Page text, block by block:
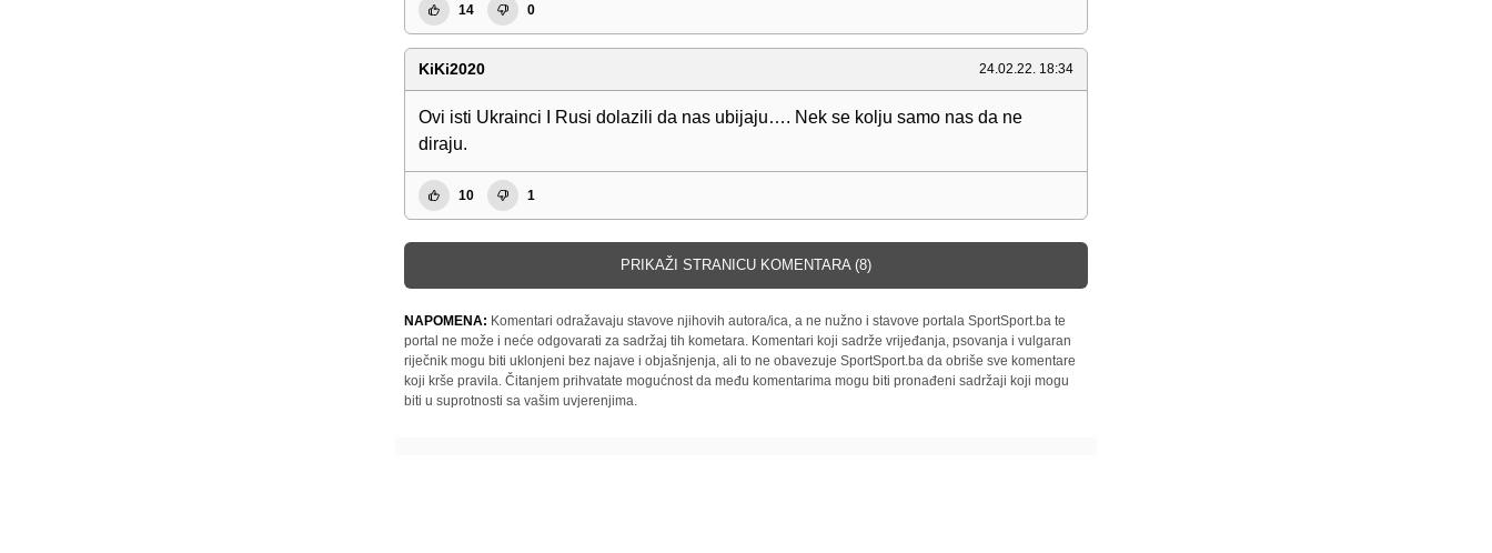
14 0
KiKi2020 24.02.22. 18:34
Ovi isti Ukrainci I Rusi dolazili da nas ubijaju…. Nek se kolju samo nas da ne
diraju.
10 1
PRIKAŽI STRANICU KOMENTARA (8)
NAPOMENA: Komentari odražavaju stavove njihovih autora/ica, a ne nužno i stavove portala SportSport.ba te
portal ne može i neće odgovarati za sadržaj tih kometara. Komentari koji sadrže vrijeđanja, psovanja i vulgaran
riječnik mogu biti uklonjeni bez najave i objašnjenja, ali to ne obavezuje SportSport.ba da obriše sve komentare
koji krše pravila. Čitanjem prihvatate mogućnost da među komentarima mogu biti pronađeni sadržaji koji mogu
biti u suprotnosti sa vašim uvjerenjima.